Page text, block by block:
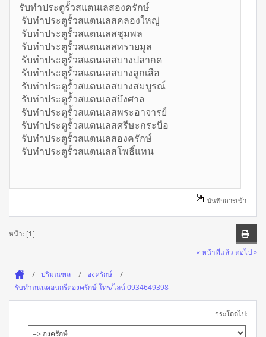
รับทำประตูรั้วสแตนเลสองครักษ์
รับทำประตูรั้วสแตนเลสคลองใหญ่
รับทำประตูรั้วสแตนเลสชุมพล
รับทำประตูรั้วสแตนเลสทรายมูล
รับทำประตูรั้วสแตนเลสบางปลากด
รับทำประตูรั้วสแตนเลสบางลูกเสือ
รับทำประตูรั้วสแตนเลสบางสมบูรณ์
รับทำประตูรั้วสแตนเลสบึงศาล
รับทำประตูรั้วสแตนเลสพระอาจารย์
รับทำประตูรั้วสแตนเลสศรีษะกระบือ
รับทำประตูรั้วสแตนเลสองครักษ์
รับทำประตูรั้วสแตนเลสโพธิ์แทน
บันทึกการเข้า
หน้า: [1]
« หน้าที่แล้ว ต่อไป »
ปริมณฑล
องครักษ์
รับทำถนนคอนกรีตองครักษ์ โทร/ไลน์ 0934649398
กระโดดไป: